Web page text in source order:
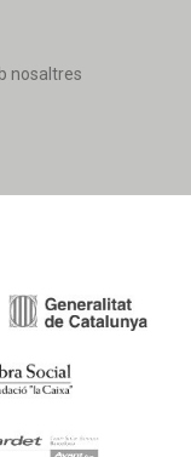
nosaltres